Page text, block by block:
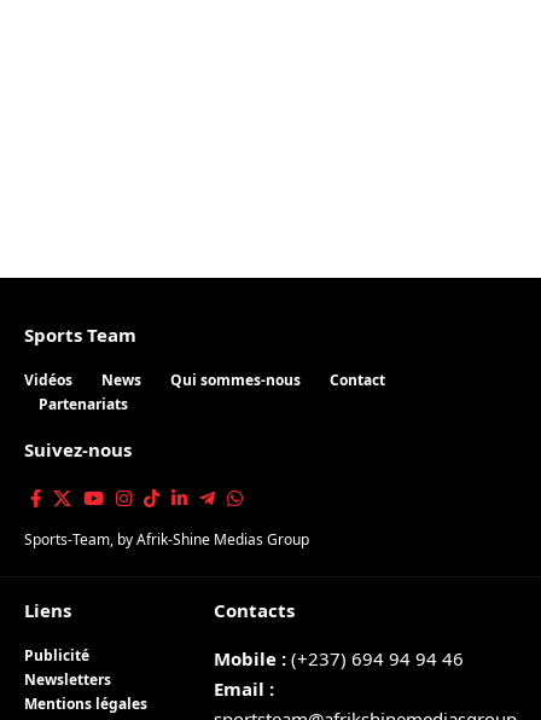
Sports Team
Vidéos News Qui sommes-nous
Contact
Partenariats
Suivez-nous
Sports-Team, byAfrik-Shine Medias Group
Liens
Publicité
Newsletters
Mentions légales
Contacts
Mobile : (+237) 694 94 94 46
Email :